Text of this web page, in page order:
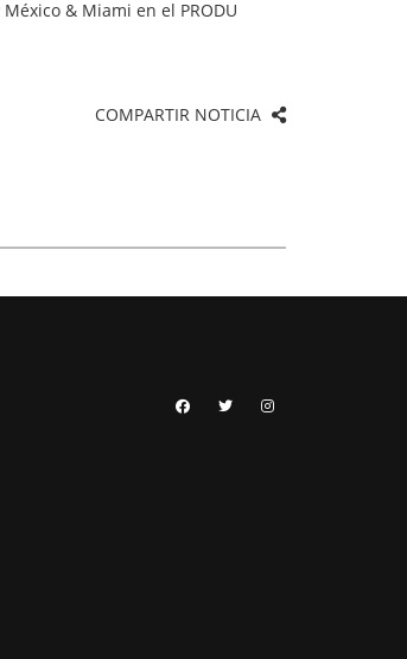
& Miami en el PRODU
COMPARTIR NOTICIA